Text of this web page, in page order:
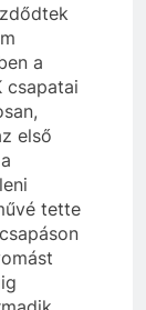
a
csapatai
első
tette